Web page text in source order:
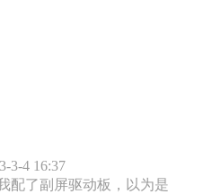
3-4 16:37
配了副屏驱动板，以为是